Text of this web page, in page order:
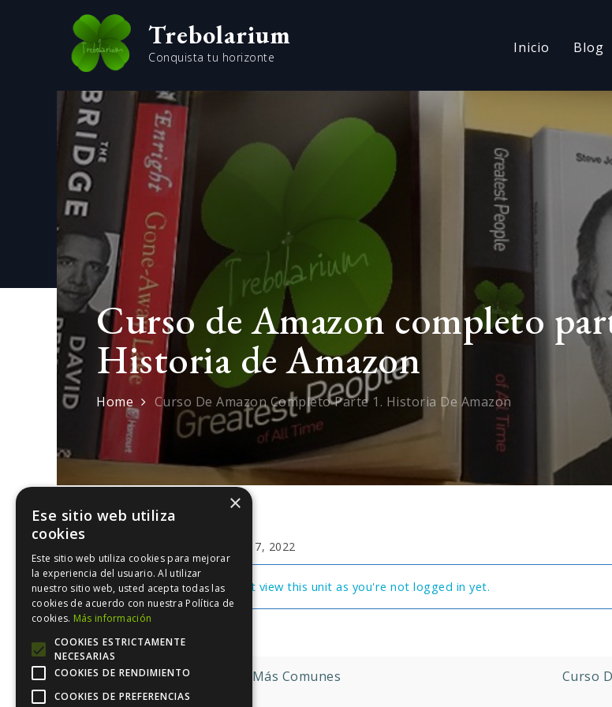
Trebolarium
Conquista tu horizonte
Inicio Blog
Curso de Amazon completo
Historia de Amazon
Home Curso De Amazon Completo Parte 1. Historia De Amazon
septiembre 7, 2022
You cannot view this unit as you're not logged in yet.
Navegación
Miedos Más Comunes
Curso
×
Ese sitio web utiliza
cookies
Este sitio web utiliza cookies para mejorar
la experiencia del usuario. Al utilizar
nuestro sitio web, usted acepta todas las
cookies de acuerdo con nuestra Política de
cookies. Más información
COOKIES ESTRICTAMENTE
NECESARIAS
COOKIES DE RENDIMIENTO
COOKIES DE PREFERENCIAS